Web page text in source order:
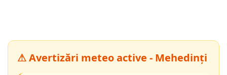
⚠ Avertizări meteo active - Mehedinți